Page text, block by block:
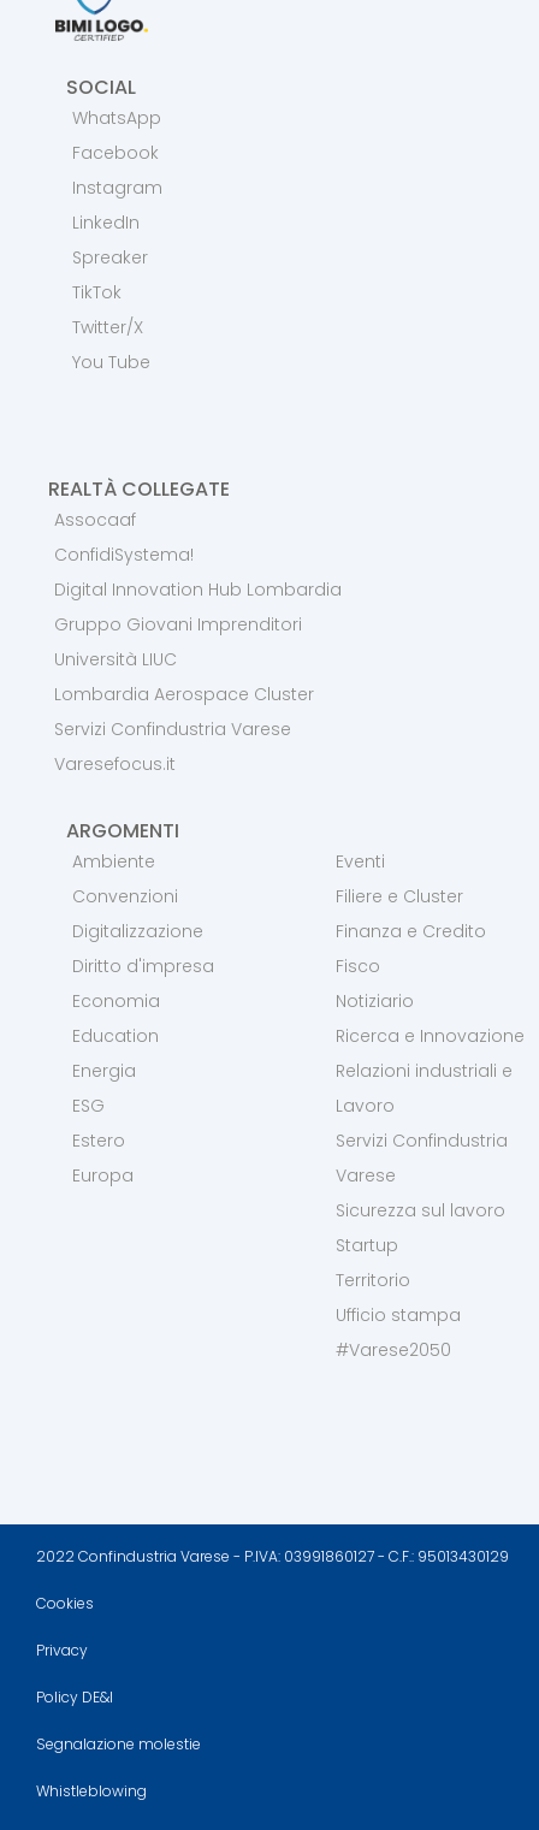
SOCIAL
WhatsApp
Facebook
Instagram
LinkedIn
Spreaker
TikTok
Twitter/X
You Tube
REALTÀ COLLEGATE
Assocaaf
ConfidiSystema!
Digital Innovation Hub Lombardia
Gruppo Giovani Imprenditori
Università LIUC
Lombardia Aerospace Cluster
Servizi Confindustria Varese
Varesefocus.it
ARGOMENTI
Ambiente
Convenzioni
Digitalizzazione
Diritto d'impresa
Economia
Education
Energia
ESG
Estero
Europa
Eventi
Filiere e Cluster
Finanza e Credito
Fisco
Notiziario
Ricerca e Innovazione
Relazioni industriali e
Lavoro
Servizi Confindustria
Varese
Sicurezza sul lavoro
Startup
Territorio
Ufficio stampa
#Varese2050
2022 Confindustria Varese - P.IVA: 03991860127 - C.F.: 95013430129
Cookies
Privacy
Policy DE&I
Segnalazione molestie
Whistleblowing